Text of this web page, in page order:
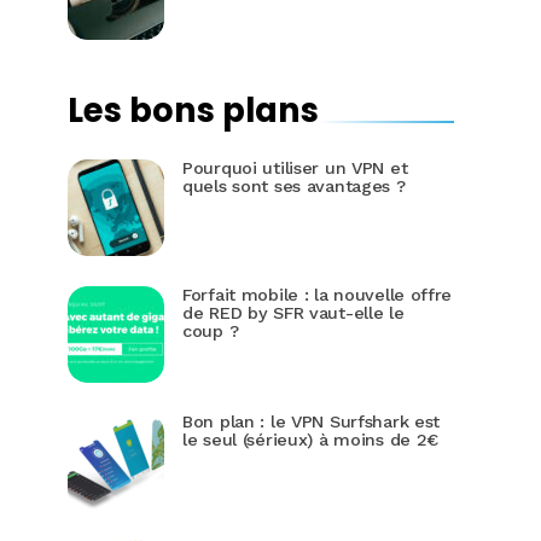
Les bons plans
Pourquoi utiliser un VPN et
quels sont ses avantages ?
Forfait mobile : la nouvelle offre
de RED by SFR vaut-elle le
coup ?
Bon plan : le VPN Surfshark est
le seul (sérieux) à moins de 2€